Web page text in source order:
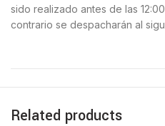
sido realizado antes de las
contrario se despacharán al
Related products